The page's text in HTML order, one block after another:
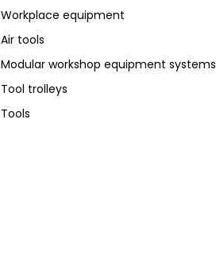
Workplace equipment
Air tools
Modular workshop equipment systems
Tool trolleys
Tools